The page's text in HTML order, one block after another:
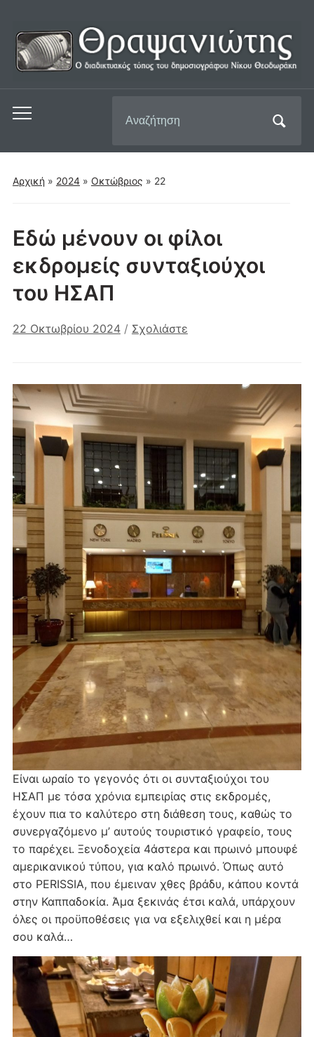
Εναλλαγή
μενού
για
για:
Αρχική » 2024» Οκτώβριος » 22
Εδώ μένουν οι φίλοι
εκδρομείς συνταξιούχοι
του ΗΣΑΠ
22 Οκτωβρίου 2024 / Σχολιάστε
Είναι ωραίο το γεγονός ότι οι συνταξιούχοι του
ΗΣΑΠ με τόσα χρόνια εμπειρίας στις εκδρομές,
έχουν πια το καλύτερο στη διάθεση τους, καθώς το
συνεργαζόμενο μ’ αυτούς τουριστικό γραφείο, τους
το παρέχει. Ξενοδοχεία 4άστερα και πρωινό μπουφέ
αμερικανικού τύπου, για καλό πρωινό. Όπως αυτό
στο PERISSIA, που έμειναν χθες βράδυ, κάπου κοντά
στην Καππαδοκία. Άμα ξεκινάς έτσι καλά, υπάρχουν
όλες οι προϋποθέσεις για να εξελιχθεί και η μέρα
σου καλά…